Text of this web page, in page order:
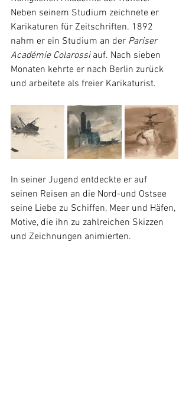
Neben seinem Studium zeichnete er
Karikaturen für Zeitschriften. 1892
nahm er ein Studium an der Pariser
Académie Colarossi auf. Nach sieben
Monaten kehrte er nach Berlin zurück
und arbeitete als freier Karikaturist.
In seiner Jugend entdeckte er auf
seinen Reisen an die Nord-und Ostsee
seine Liebe zu Schiffen, Meer und Häfen,
Motive, die ihn zu zahlreichen Skizzen
und Zeichnungen animierten.